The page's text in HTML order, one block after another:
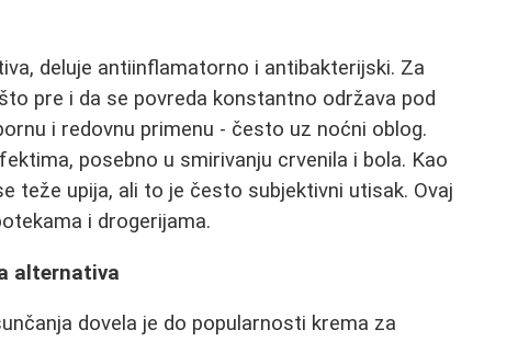
deluje antiinflamatorno i antibakterijski. Za
pre i da se povreda konstantno održava pod
i redovnu primenu - često uz noćni oblog.
posebno u smirivanju crvenila i bola. Kao
teže upija, ali to je često subjektivni utisak. Ovaj
i drogerijama.
alternativa
dovela je do popularnosti krema za